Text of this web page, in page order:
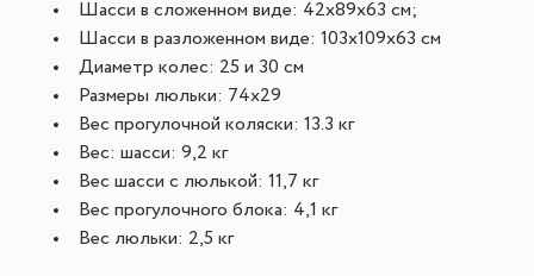
Шасси в сложенном виде: 42х89x63 см;
Шасси в разложенном виде: 103х109x63 см
Диаметр колес: 25 и 30 см
Размеры люльки: 74х29
Вес прогулочной коляски: 13.3 кг
Вес: шасси: 9,2 кг
Вес шасси с люлькой: 11,7 кг
Вес прогулочного блока: 4,1 кг
Вес люльки: 2,5 кг